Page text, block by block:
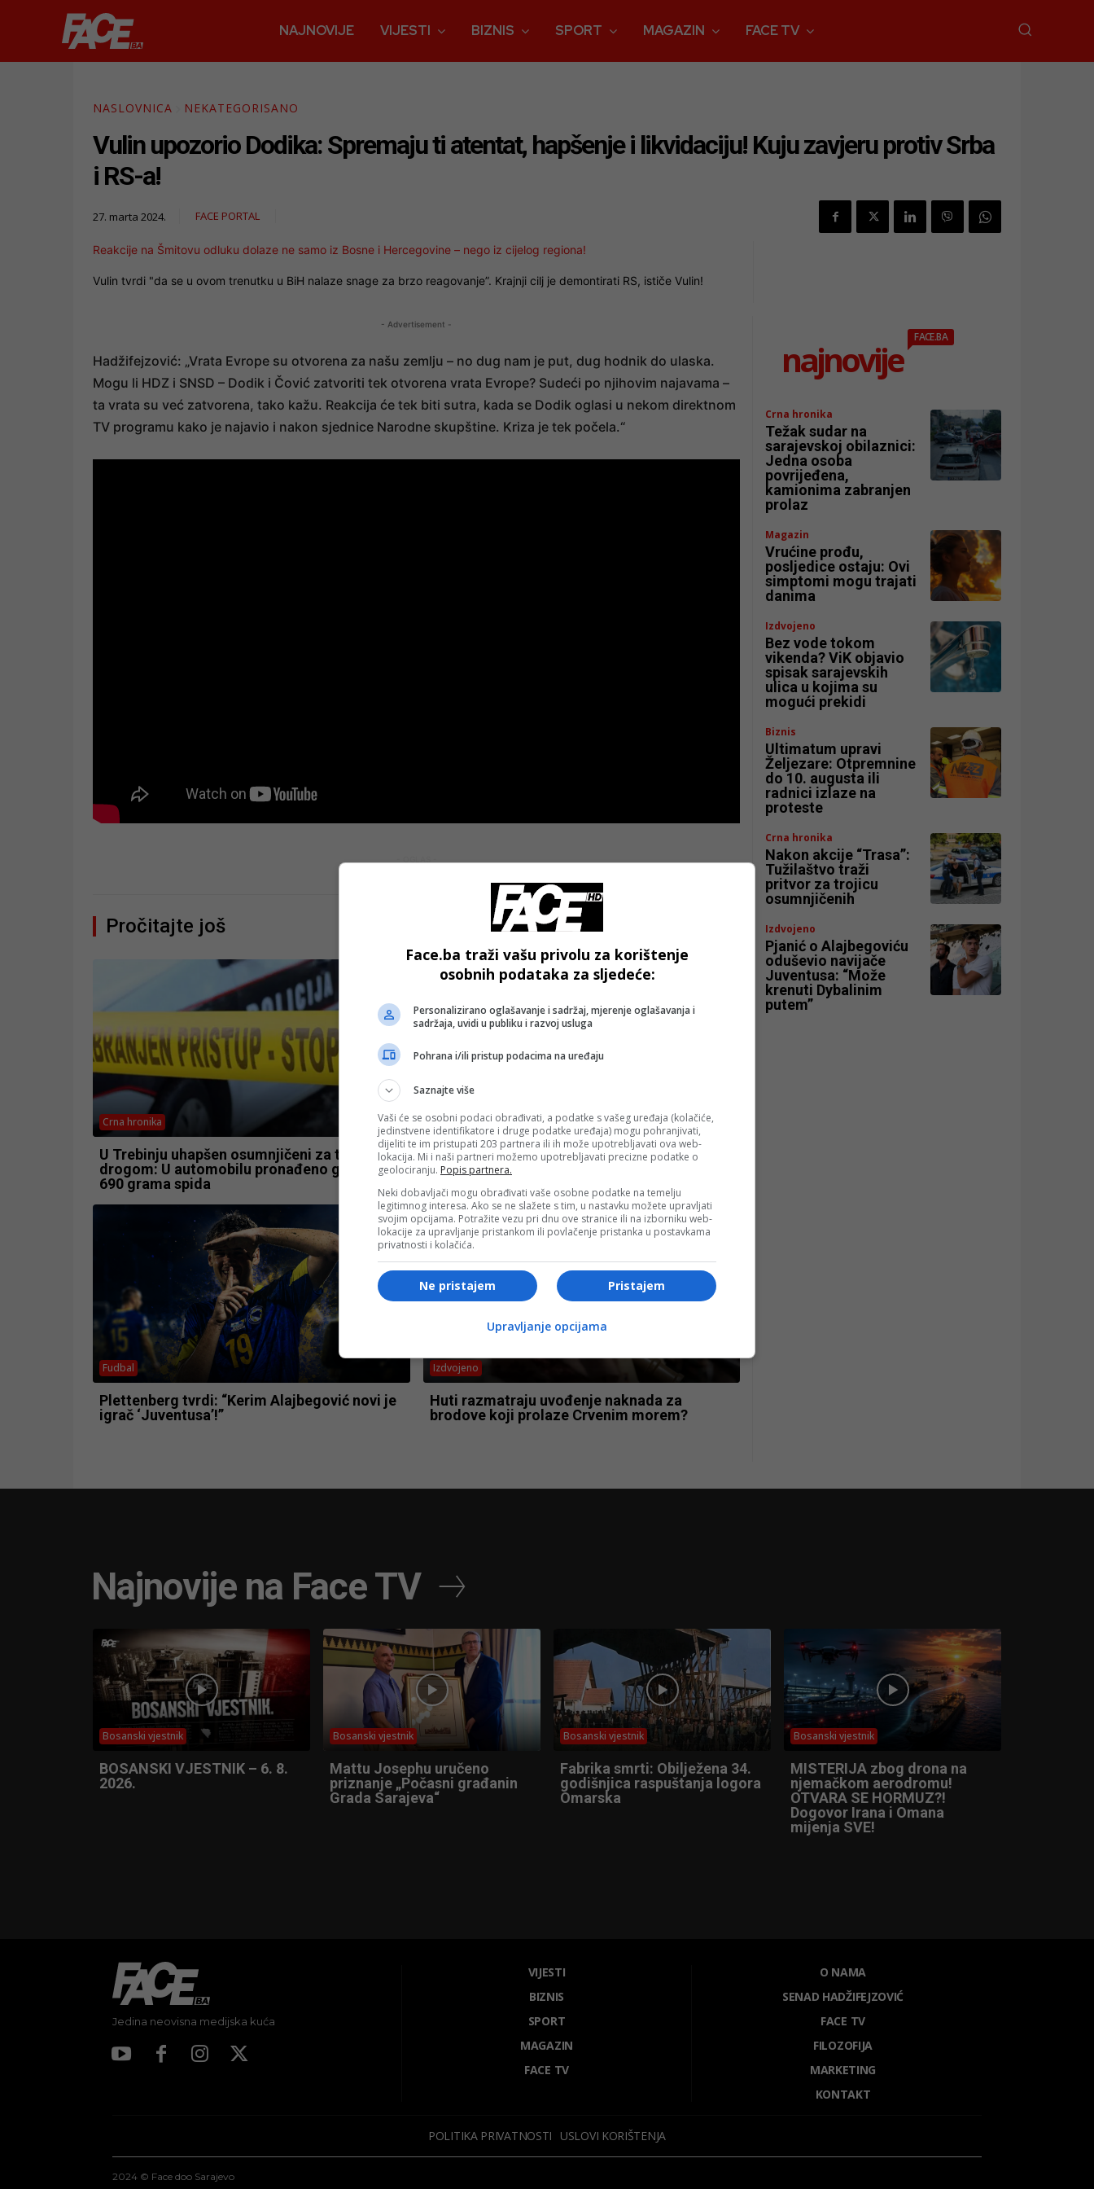
NAJNOVIJE VIJESTI BIZNIS SPORT MAGAZIN FACE TV
NASLOVNICA NEKATEGORISANO
Vulin upozorio Dodika: Spremaju ti atentat, hapšenje i likvidaciju! Kuju zavjeru protiv Srba
i RS-a!
27. marta 2024. FACE PORTAL
Reakcije na Šmitovu odluku dolaze ne samo iz Bosne i Hercegovine – nego iz cijelog regiona!
Vulin tvrdi "da se u ovom trenutku u BiH nalaze snage za brzo reagovanje”. Krajnji cilj je demontirati RS, ističe Vulin!
- Advertisement -
Hadžifejzović: „Vrata Evrope su otvorena za našu zemlju – no dug nam je put, dug hodnik do ulaska.
Mogu li HDZ i SNSD – Dodik i Čović zatvoriti tek otvorena vrata Evrope? Sudeći po njihovim najavama –
ta vrata su već zatvorena, tako kažu. Reakcija će tek biti sutra, kada se Dodik oglasi u nekom direktnom
TV programu kako je najavio i nakon sjednice Narodne skupštine. Kriza je tek počela.“
Pročitajte još
Crna hronika
U Trebinju uhapšen osumnjičeni za trgovinu
drogom: U automobilu pronađeno gotovo
690 grama spida
Bosanski vjestnik
BOSANSKI VJESTNIK – 2.8.2026.
Fudbal
Plettenberg tvrdi: “Kerim Alajbegović novi je
igrač ‘Juventusa’!”
Izdvojeno
Huti razmatraju uvođenje naknada za
brodove koji prolaze Crvenim morem?
najnovije
FACE.BA
Crna hronika
Težak sudar na
sarajevskoj obilaznici:
Jedna osoba
povrijeđena,
kamionima zabranjen
prolaz
Magazin
Vrućine prođu,
posljedice ostaju: Ovi
simptomi mogu trajati
danima
Izdvojeno
Bez vode tokom
vikenda? ViK objavio
spisak sarajevskih
ulica u kojima su
mogući prekidi
Biznis
Ultimatum upravi
Željezare: Otpremnine
do 10. augusta ili
radnici izlaze na
proteste
Crna hronika
Nakon akcije “Trasa”:
Tužilaštvo traži
pritvor za trojicu
osumnjičenih
Izdvojeno
Pjanić o Alajbegoviću
oduševio navijače
Juventusa: “Može
krenuti Dybalinim
putem”
Najnovije na Face TV
Bosanski vjestnik
BOSANSKI VJESTNIK – 6. 8.
2026.
Bosanski vjestnik
Mattu Josephu uručeno
priznanje „Počasni građanin
Grada Sarajeva“
Bosanski vjestnik
Fabrika smrti: Obilježena 34.
godišnjica raspuštanja logora
Omarska
Bosanski vjestnik
MISTERIJA zbog drona na
njemačkom aerodromu!
OTVARA SE HORMUZ?!
Dogovor Irana i Omana
mijenja SVE!
Jedina neovisna medijska kuća
VIJESTI
BIZNIS
SPORT
MAGAZIN
FACE TV
O NAMA
SENAD HADŽIFEJZOVIĆ
FACE TV
FILOZOFIJA
MARKETING
KONTAKT
POLITIKA PRIVATNOSTI USLOVI KORIŠTENJA
2024 © Face doo Sarajevo
Face.ba traži vašu privolu za korištenje
osobnih podataka za sljedeće:
Personalizirano oglašavanje i sadržaj, mjerenje oglašavanja i
sadržaja, uvidi u publiku i razvoj usluga
Pohrana i/ili pristup podacima na uređaju
Saznajte više
Vaši će se osobni podaci obrađivati, a podatke s vašeg uređaja (kolačiće,
jedinstvene identifikatore i druge podatke uređaja) mogu pohranjivati,
dijeliti te im pristupati 203 partnera ili ih može upotrebljavati ova web-
lokacija. Mi i naši partneri možemo upotrebljavati precizne podatke o
geolociranju. Popis partnera.
Neki dobavljači mogu obrađivati vaše osobne podatke na temelju
legitimnog interesa. Ako se ne slažete s tim, u nastavku možete upravljati
svojim opcijama. Potražite vezu pri dnu ove stranice ili na izborniku web-
lokacije za upravljanje pristankom ili povlačenje pristanka u postavkama
privatnosti i kolačića.
Pristajem
Ne pristajem
Upravljanje opcijama